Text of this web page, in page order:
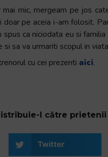
mai mic, mergeam pe jos
doar pe aceia i-am folosit.
ca niciodata eu si
sa va urmariti scopul in
cu cei prezenti aici.
l către prietenii
Twitter